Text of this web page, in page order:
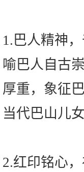
1.巴人精神
喻巴人自古
厚重，象征
当代巴山儿
2.红印铭心